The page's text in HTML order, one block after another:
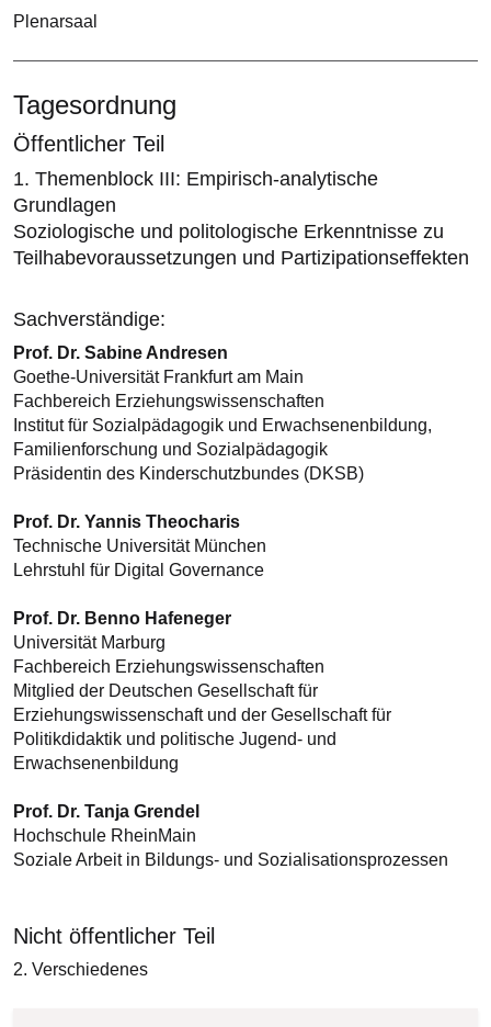
Plenarsaal
Tagesordnung
Öffentlicher Teil
1. Themenblock III: Empirisch-analytische
Grundlagen
Soziologische und politologische Erkenntnisse zu
Teilhabevoraussetzungen und Partizipationseffekten
Sachverständige:
Prof. Dr. Sabine Andresen
Goethe-Universität Frankfurt am Main
Fachbereich Erziehungswissenschaften
Institut für Sozialpädagogik und Erwachsenenbildung,
Familienforschung und Sozialpädagogik
Präsidentin des Kinderschutzbundes (DKSB)
Prof. Dr. Yannis Theocharis
Technische Universität München
Lehrstuhl für Digital Governance
Prof. Dr. Benno Hafeneger
Universität Marburg
Fachbereich Erziehungswissenschaften
Mitglied der Deutschen Gesellschaft für
Erziehungswissenschaft und der Gesellschaft für
Politikdidaktik und politische Jugend- und
Erwachsenenbildung
Prof. Dr. Tanja Grendel
Hochschule RheinMain
Soziale Arbeit in Bildungs- und Sozialisationsprozessen
Nicht öffentlicher Teil
2. Verschiedenes